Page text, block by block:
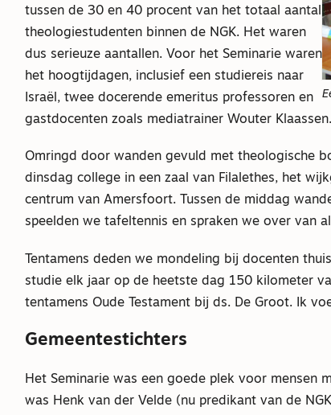
tussen de 30 en 40 procent van het totaal aantal
theologiestudenten binnen de NGK. Het waren
dus serieuze aantallen. Voor het Seminarie waren
het hoogtijdagen, inclusief een studiereis naar
Israël, twee docerende emeritus professoren en
gastdocenten zoals mediatrainer Wouter Klaassen.
Omringd door wanden gevuld met theologische
dinsdag college in een zaal van Filalethes, het
centrum van Amersfoort. Tussen de middag
speelden we tafeltennis en spraken we over van
Tentamens deden we mondeling bij docenten
studie elk jaar op de heetste dag 150 kilometer
tentamens Oude Testament bij ds. De Groot. Ik
Gemeentestichters
Het Seminarie was een goede plek voor mensen
was Henk van der Velde (nu predikant van de